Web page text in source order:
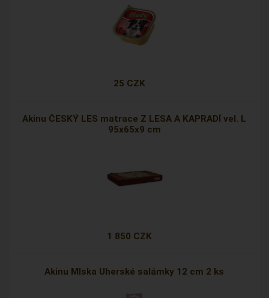
25 CZK
Akinu ČESKÝ LES matrace Z LESA A KAPRADÍ vel. L
95x65x9 cm
1 850 CZK
Akinu Mlska Uherské salámky 12 cm 2 ks